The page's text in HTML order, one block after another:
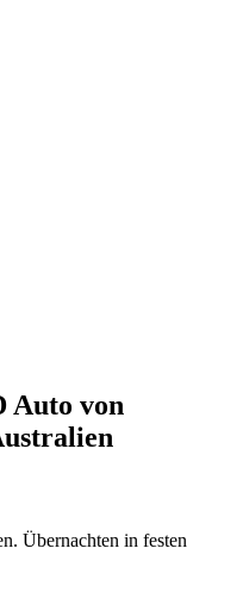
Auto von
Übernachten in festen